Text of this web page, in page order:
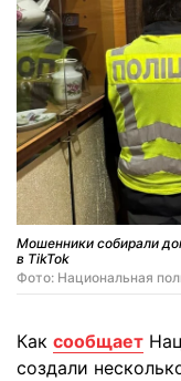
Мошенники собирали
в TikTok
Фото: Национальная
Как сообщает
создали